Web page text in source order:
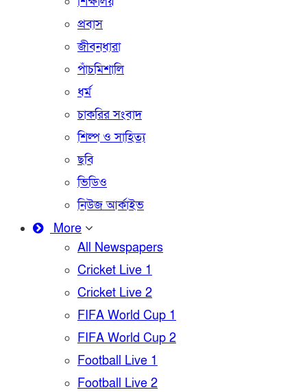
প্রবাস
জীবনধারা
পাঁচমিশালি
ধর্ম
চাকরির সংবাদ
শিল্প ও সাহিত্য
ছবি
ভিডিও
নিউজ আর্কাইভ
More
All Newspapers
Cricket Live 1
Cricket Live 2
FIFA World Cup 1
FIFA World Cup 2
Football Live 1
Football Live 2